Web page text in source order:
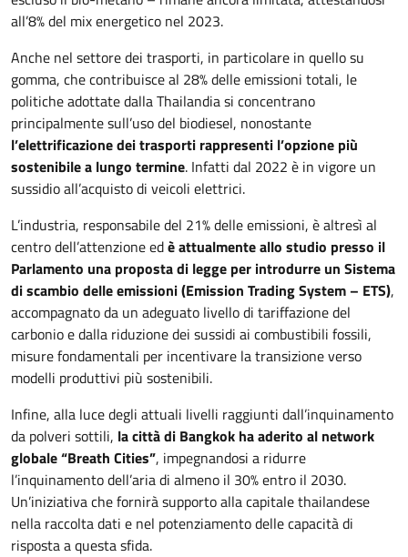
all’8% del mix energetico nel 2023.
Anche nel settore dei trasporti, in particolare in quello su
gomma, che contribuisce al 28% delle emissioni totali, le
politiche adottate dalla Thailandia si concentrano
principalmente sull’uso del biodiesel, nonostante
l’elettrificazione dei trasporti rappresenti l’opzione più
sostenibile a lungo termine. Infatti dal 2022 è in vigore un
sussidio all’acquisto di veicoli elettrici.
L’industria, responsabile del 21% delle emissioni, è altresì al
centro dell’attenzione edè attualmente allo studio presso il
Parlamento una proposta di legge per introdurre un Sistema
di scambio delle emissioni (Emission Trading System – ETS),
accompagnato da un adeguato livello di tariffazione del
carbonio e dalla riduzione dei sussidi ai combustibili fossili,
misure fondamentali per incentivare la transizione verso
modelli produttivi più sostenibili.
Infine, alla luce degli attuali livelli raggiunti dall’inquinamento
da polveri sottili, la città di Bangkok ha aderito al network
globale “Breath Cities”, impegnandosi a ridurre
l’inquinamento dell’aria di almeno il 30% entro il 2030.
Un’iniziativa che fornirà supporto alla capitale thailandese
nella raccolta dati e nel potenziamento delle capacità di
risposta a questa sfida.